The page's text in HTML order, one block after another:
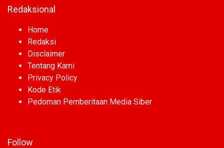
Redaksional
Home
Redaksi
Disclaimer
Tentang Kami
Privacy Policy
Kode Etik
Pedoman Pemberitaan Media Siber
Follow